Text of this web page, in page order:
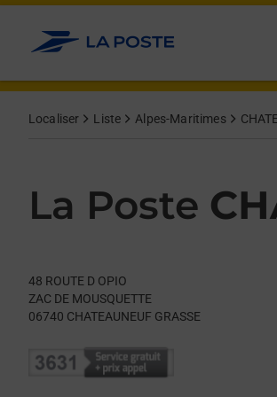
Allez au contenu
Localiser Liste Alpes-Maritimes
La Poste
48 ROUTE D OPIO
ZAC DE MOUSQUETTE
06740 CHATEAUNEUF GRASSE
Day of the WeekHours
Get directions to La Poste at 48 ROUTE D
lien s'ouvre dans un nouvel onglet